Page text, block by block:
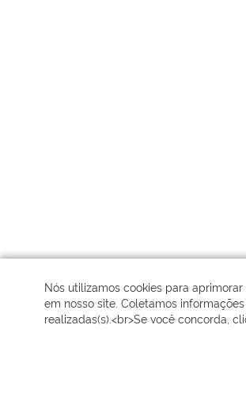
Nós utilizamos cookies para
em nosso site. Coletamos
realizadas(s).<br>Se você concorda,